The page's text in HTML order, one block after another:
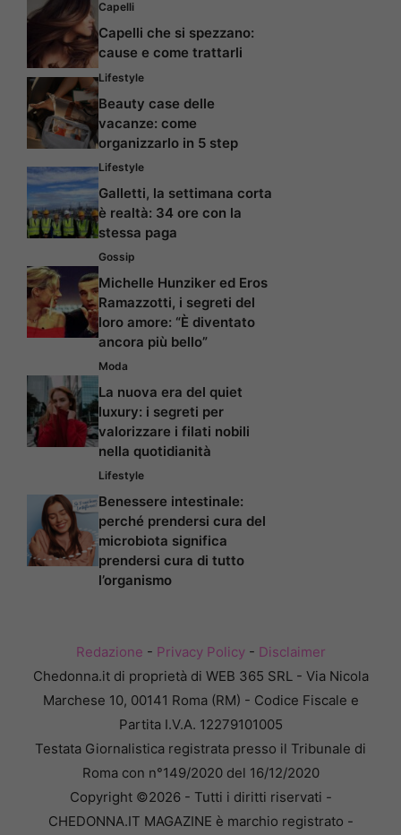
Capelli
Capelli che si spezzano:
cause e come trattarli
Lifestyle
Beauty case delle
vacanze: come
organizzarlo in 5 step
Lifestyle
Galletti, la settimana corta
è realtà: 34 ore con la
stessa paga
Gossip
Michelle Hunziker ed Eros
Ramazzotti, i segreti del
loro amore: “È diventato
ancora più bello”
Moda
La nuova era del quiet
luxury: i segreti per
valorizzare i filati nobili
nella quotidianità
Lifestyle
Benessere intestinale:
perché prendersi cura del
microbiota significa
prendersi cura di tutto
l’organismo
Redazione - Privacy Policy- Disclaimer
Chedonna.it di proprietà di WEB 365 SRL - Via Nicola
Marchese 10, 00141 Roma (RM) - Codice Fiscale e
Partita I.V.A. 12279101005
Testata Giornalistica registrata presso il Tribunale di
Roma con n°149/2020 del 16/12/2020
Copyright ©2026 - Tutti i diritti riservati -
CHEDONNA.IT MAGAZINE è marchio registrato -